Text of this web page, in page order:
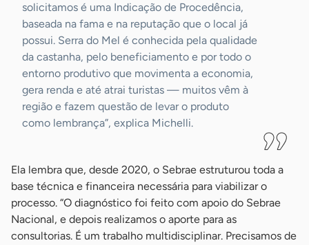
solicitamos é uma Indicação de Procedência,
baseada na fama e na reputação que o local já
possui. Serra do Mel é conhecida pela qualidade
da castanha, pelo beneficiamento e por todo o
entorno produtivo que movimenta a economia,
gera renda e até atrai turistas — muitos vêm à
região e fazem questão de levar o produto
como lembrança”, explica Michelli.
Ela lembra que, desde 2020, o Sebrae estruturou toda a
base técnica e financeira necessária para viabilizar o
processo. “O diagnóstico foi feito com apoio do Sebrae
Nacional, e depois realizamos o aporte para as
consultorias. É um trabalho multidisciplinar. Precisamos de